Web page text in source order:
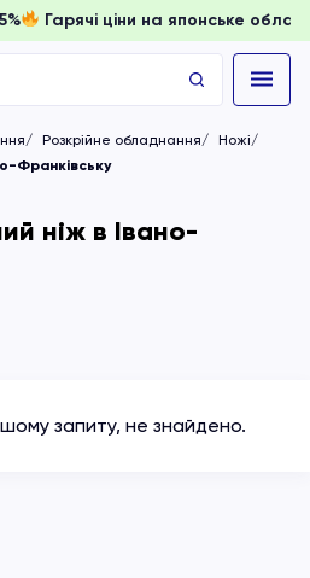
-15% Гарячі ціни на японське
Розкрійне обладнання
Ножі
Франківську
ніж в Івано-
запиту, не знайдено.